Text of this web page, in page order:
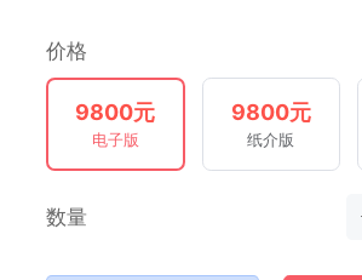
价格
9800元
电子版
9800元
纸介版
数量